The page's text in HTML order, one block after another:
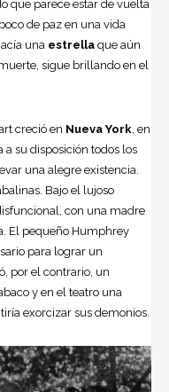
que parece estar de vuelta
de paz en una vida
una estrella que aún
sigue brillando en el
creció en Nueva York, en
a su disposición todos los
una alegre existencia.
Bajo el lujoso
con una madre
El pequeño Humphrey
para lograr un
por el contrario, un
y en el teatro una
exorcizar sus demonios.